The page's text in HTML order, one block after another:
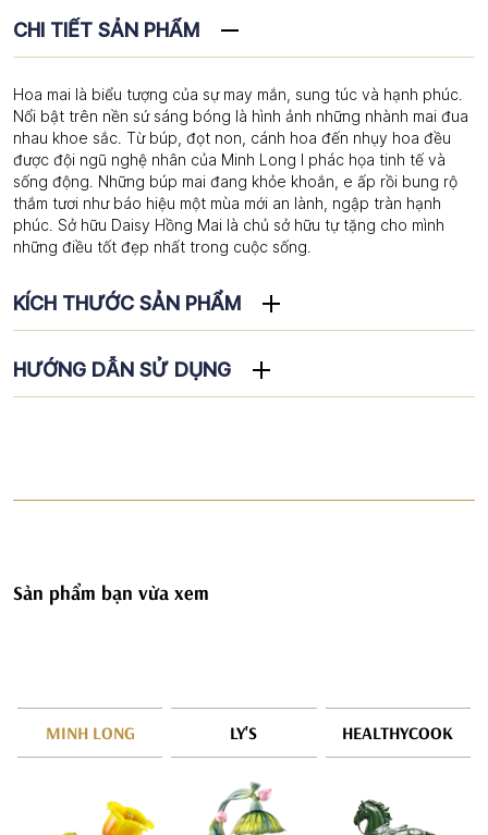
CHI TIẾT SẢN PHẨM
Hoa mai là biểu tượng của sự may mắn, sung túc và hạnh phúc.
Nổi bật trên nền sứ sáng bóng là hình ảnh những nhành mai đua
nhau khoe sắc. Từ búp, đọt non, cánh hoa đến nhụy hoa đều
được đội ngũ nghệ nhân của Minh Long I phác họa tinh tế và
sống động. Những búp mai đang khỏe khoắn, e ấp rồi bung rộ
thắm tươi như báo hiệu một mùa mới an lành, ngập tràn hạnh
phúc. Sở hữu Daisy Hồng Mai là chủ sở hữu tự tặng cho mình
những điều tốt đẹp nhất trong cuộc sống.
KÍCH THƯỚC SẢN PHẨM
HƯỚNG DẪN SỬ DỤNG
Sản phẩm bạn vừa xem
MINH LONG LY'S HEALTHYCOOK